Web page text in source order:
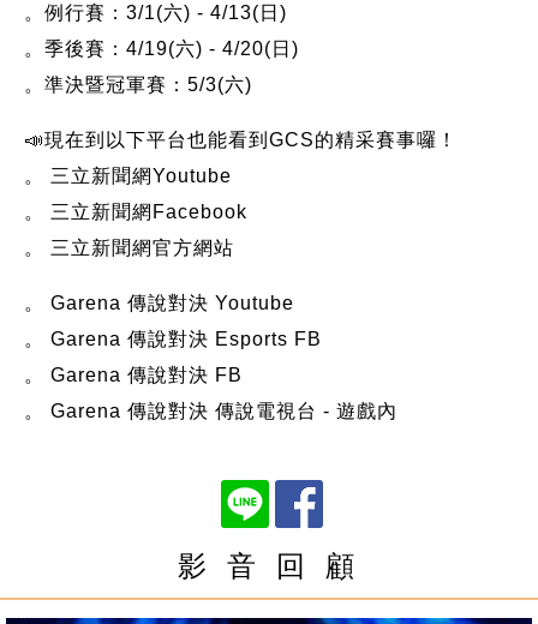
。例行賽：3/1(六) - 4/13(日)
。季後賽：4/19(六) - 4/20(日)
。準決暨冠軍賽：5/3(六)
📣現在到以下平台也能看到GCS的精采賽事囉！
。 三立新聞網Youtube
。 三立新聞網Facebook
。 三立新聞網官方網站
。 Garena 傳說對決 Youtube
。 Garena 傳說對決 Esports FB
。 Garena 傳說對決 FB
。 Garena 傳說對決 傳說電視台 - 遊戲內
影 音 回 顧